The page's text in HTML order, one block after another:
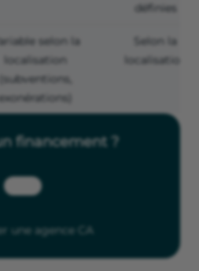
définies
selon la
localisation
(subventions,
exonérations)
Selon la
localisation
financement ?
une agence CA